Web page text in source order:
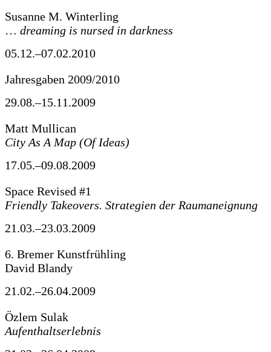
Susanne M. Winterling
… dreaming is nursed in darkness
05.12.–07.02.2010
Jahresgaben 2009/2010
29.08.–15.11.2009
Matt Mullican
City As A Map (Of Ideas)
17.05.–09.08.2009
Space Revised #1
Friendly Takeovers. Strategien der Raumaneignung
21.03.–23.03.2009
6. Bremer Kunstfrühling
David Blandy
21.02.–26.04.2009
Özlem Sulak
Aufenthaltserlebnis